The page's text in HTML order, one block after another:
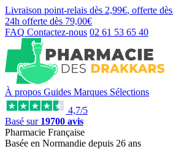
Livraison point-relais dès 2,99€, offerte dès
24h offerte dès 79,00€
FAQ Contactez-nous 02 61 53 65 40
À propos Guides Marques Sélections
4,7/5
Basé sur 19700 avis
Pharmacie Française
Basée en Normandie depuis 26 ans